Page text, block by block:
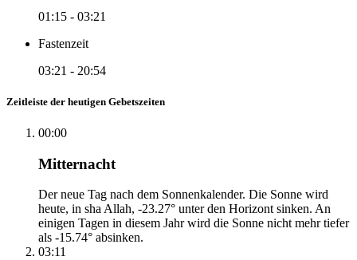
01:15 - 03:21
Fastenzeit
03:21 - 20:54
Zeitleiste der heutigen Gebetszeiten
00:00
Mitternacht
Der neue Tag nach dem Sonnenkalender. Die Sonne wird
heute, in sha Allah, -23.27° unter den Horizont sinken. An
einigen Tagen in diesem Jahr wird die Sonne nicht mehr tiefer
als -15.74° absinken.
03:11